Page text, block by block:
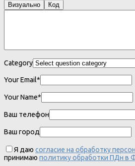
Визуально Код
Category
Your Email*
Your Name*
Ваш телефон
Ваш город
Я даю согласие на обработку
принимаю политику обработки ПДн в